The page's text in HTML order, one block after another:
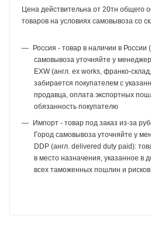
Цена действительна от 20тн общего
товаров на условиях самовывоза со
Россия - товар в наличии в России
самовывоза уточняйте у
EXW (англ. ex works, франко-
забирается покупателем с
продавца, оплата экспортных
обязанность покупателю
Импорт - товар под заказ из-за
Город самовывоза уточняйте у
DDP (англ. delivered duty paid):
в место назначения, указанное в
всех таможенных пошлин и рисков.